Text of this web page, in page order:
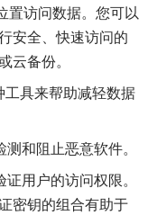
置访问数据。您可以
安全、快速访问的
云备份。
工具来帮助减轻数据
和阻止恶意软件。
用户的访问权限。
密钥的组合有助于